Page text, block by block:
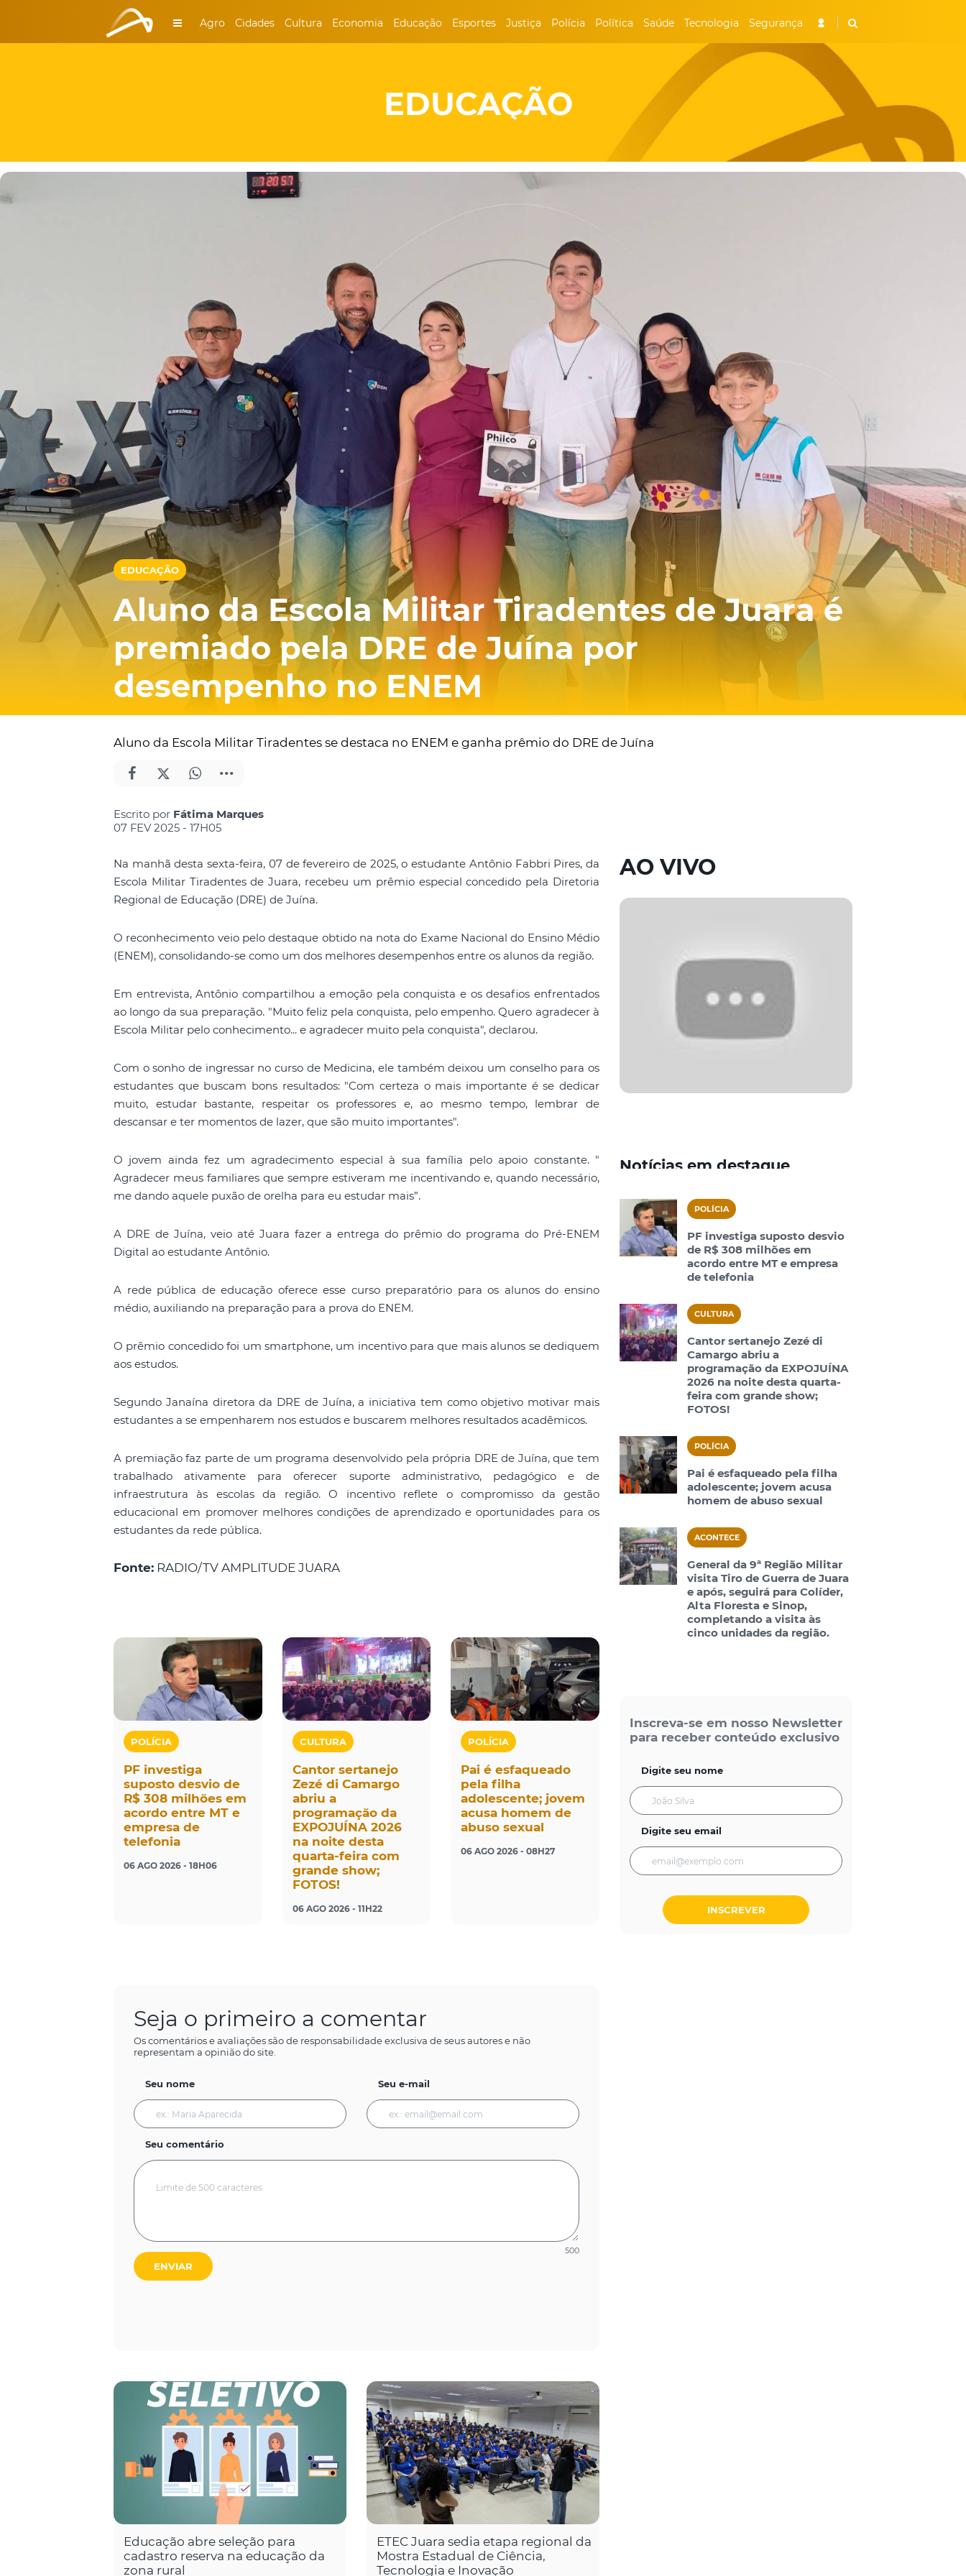
Agro Cidades Cultura Economia Educação Esportes Justiça Polícia Política Saúde Tecnologia Segurança
EDUCAÇÃO
EDUCAÇÃO
Aluno da Escola Militar Tiradentes de Juara é
premiado pela DRE de Juína por
desempenho no ENEM
Aluno da Escola Militar Tiradentes se destaca no ENEM e ganha prêmio do DRE de Juína
Escrito por Fátima Marques
07 FEV 2025 - 17H05
Na manhã desta sexta-feira, 07 de fevereiro de 2025, o estudante Antônio Fabbri Pires, da
Escola Militar Tiradentes de Juara, recebeu um prêmio especial concedido pela Diretoria
Regional de Educação (DRE) de Juína.
O reconhecimento veio pelo destaque obtido na nota do Exame Nacional do Ensino Médio
(ENEM), consolidando-se como um dos melhores desempenhos entre os alunos da região.
Em entrevista, Antônio compartilhou a emoção pela conquista e os desafios enfrentados
ao longo da sua preparação. "Muito feliz pela conquista, pelo empenho. Quero agradecer à
Escola Militar pelo conhecimento... e agradecer muito pela conquista", declarou.
Com o sonho de ingressar no curso de Medicina, ele também deixou um conselho para os
estudantes que buscam bons resultados: "Com certeza o mais importante é se dedicar
muito, estudar bastante, respeitar os professores e, ao mesmo tempo, lembrar de
descansar e ter momentos de lazer, que são muito importantes".
O jovem ainda fez um agradecimento especial à sua família pelo apoio constante. "
Agradecer meus familiares que sempre estiveram me incentivando e, quando necessário,
me dando aquele puxão de orelha para eu estudar mais”.
A DRE de Juína, veio até Juara fazer a entrega do prêmio do programa do Pré-ENEM
Digital ao estudante Antônio.
A rede pública de educação oferece esse curso preparatório para os alunos do ensino
médio, auxiliando na preparação para a prova do ENEM.
O prêmio concedido foi um smartphone, um incentivo para que mais alunos se dediquem
aos estudos.
Segundo Janaína diretora da DRE de Juína, a iniciativa tem como objetivo motivar mais
estudantes a se empenharem nos estudos e buscarem melhores resultados acadêmicos.
A premiação faz parte de um programa desenvolvido pela própria DRE de Juína, que tem
trabalhado ativamente para oferecer suporte administrativo, pedagógico e de
infraestrutura às escolas da região. O incentivo reflete o compromisso da gestão
educacional em promover melhores condições de aprendizado e oportunidades para os
estudantes da rede pública.
Fonte: RADIO/TV AMPLITUDE JUARA
POLÍCIA
PF investiga
suposto desvio de
R$ 308 milhões em
acordo entre MT e
empresa de
telefonia
06 AGO 2026 - 18H06
CULTURA
Cantor sertanejo
Zezé di Camargo
abriu a
programação da
EXPOJUÍNA 2026
na noite desta
quarta-feira com
grande show;
FOTOS!
06 AGO 2026 - 11H22
POLÍCIA
Pai é esfaqueado
pela filha
adolescente; jovem
acusa homem de
abuso sexual
06 AGO 2026 - 08H27
Seja o primeiro a comentar
Os comentários e avaliações são de responsabilidade exclusiva de seus autores e não
representam a opinião do site.
Seu nome Seu e-mail
Seu comentário
500
ENVIAR
Educação abre seleção para
cadastro reserva na educação da
zona rural
ETEC Juara sedia etapa regional da
Mostra Estadual de Ciência,
Tecnologia e Inovação
AO VIVO
POLÍCIA
PF investiga suposto desvio
de R$ 308 milhões em
acordo entre MT e empresa
de telefonia
CULTURA
Cantor sertanejo Zezé di
Camargo abriu a
programação da EXPOJUÍNA
2026 na noite desta quarta-
feira com grande show;
FOTOS!
POLÍCIA
Pai é esfaqueado pela filha
adolescente; jovem acusa
homem de abuso sexual
ACONTECE
General da 9ª Região Militar
visita Tiro de Guerra de Juara
e após, seguirá para Colíder,
Alta Floresta e Sinop,
completando a visita às
cinco unidades da região.
Inscreva-se em nosso Newsletter
para receber conteúdo exclusivo
Digite seu nome
Digite seu email
INSCREVER
Notícias em destaque